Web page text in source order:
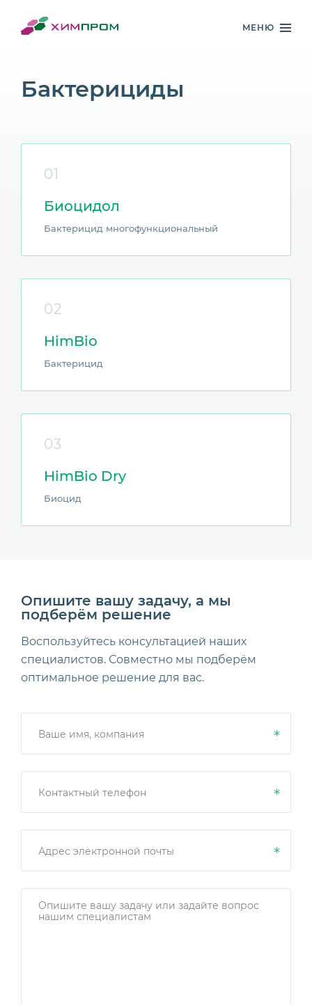
МЕНЮ
Бактерициды
01
Биоцидол
Бактерицид многофункциональный
02
HimBio
Бактерицид
03
HimBio Dry
Биоцид
Опишите вашу задачу, а мы
подберём решение
Воспользуйтесь консультацией наших
специалистов. Совместно мы подберём
оптимальное решение для вас.